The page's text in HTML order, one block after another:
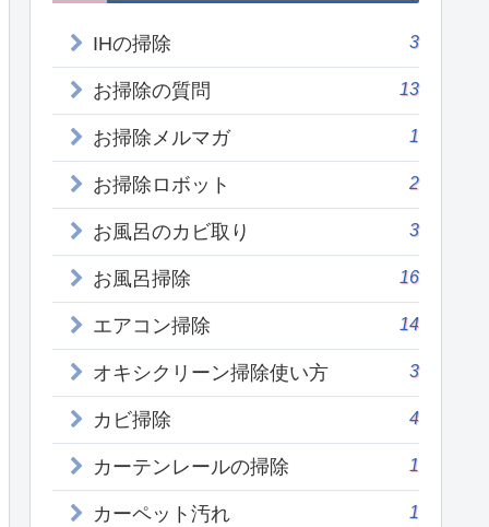
IHの掃除 3
お掃除の質問 13
お掃除メルマガ 1
お掃除ロボット 2
お風呂のカビ取り 3
お風呂掃除 16
エアコン掃除 14
オキシクリーン掃除使い方 3
カビ掃除 4
カーテンレールの掃除 1
カーペット汚れ 1